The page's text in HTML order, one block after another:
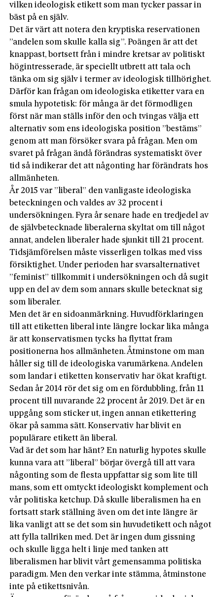
vilken ideologisk etikett som man tycker passar in
bäst på en själv.
Det är värt att notera den kryptiska reservationen
”andelen som skulle kalla sig”. Poängen är att det
knappast, bortsett från i mindre kretsar av politiskt
högintresserade, är speciellt utbrett att tala och
tänka om sig själv i termer av ideologisk tillhörighet.
Därför kan frågan om ideologiska etiketter vara en
smula hypotetisk: för många är det förmodligen
först när man ställs inför den och tvingas välja ett
alternativ som ens ideologiska position ”bestäms”
genom att man försöker svara på frågan. Men om
svaret på frågan ändå förändras systematiskt över
tid så indikerar det att någonting har förändrats hos
allmänheten.
År 2015 var ”liberal” den vanligaste ideologiska
beteckningen och valdes av 32 procent i
undersökningen. Fyra år senare hade en tredjedel av
de självbetecknade liberalerna skyltat om till något
annat, andelen liberaler hade sjunkit till 21 procent.
Tidsjämförelsen måste visserligen tolkas med viss
försiktighet. Under perioden har svarsalternativet
”feminist” tillkommit i undersökningen och då sugit
upp en del av dem som annars skulle betecknat sig
som liberaler.
Men det är en sidoanmärkning. Huvudförklaringen
till att etiketten liberal inte längre lockar lika många
är att konservatismen tycks ha flyttat fram
positionerna hos allmänheten. Åtminstone om man
håller sig till de ideologiska varumärkena. Andelen
som landar i etiketten konservativ har ökat kraftigt.
Sedan år 2014 rör det sig om en fördubbling, från 11
procent till nuvarande 22 procent år 2019. Det är en
uppgång som sticker ut, ingen annan etikettering
ökar på samma sätt. Konservativ har blivit en
populärare etikett än liberal.
Vad är det som har hänt? En naturlig hypotes skulle
kunna vara att ”liberal” börjar övergå till att vara
någonting som de flesta uppfattar sig som lite till
mans, som ett omtyckt ideologiskt komplement och
vår politiska ketchup. Då skulle liberalismen ha en
fortsatt stark ställning även om det inte längre är
lika vanligt att se det som sin huvudetikett och något
att fylla tallriken med. Det är ingen dum gissning
och skulle ligga helt i linje med tanken att
liberalismen har blivit vårt gemensamma politiska
paradigm. Men den verkar inte stämma, åtminstone
inte på etikettsnivån.